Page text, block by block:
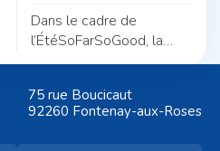
Dans le cadre de
l’ÉtéSoFarSoGood, la
Ville vous invite à un
placé sous le signe de la
convivialité.
75 rue Boucicaut
92260 Fontenay-aux-Roses